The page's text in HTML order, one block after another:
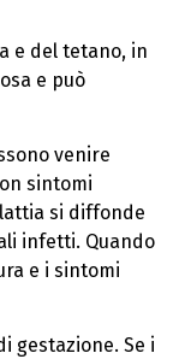
e del tetano, in
e può
venire
sintomi
si diffonde
infetti. Quando
e i sintomi
gestazione. Se i